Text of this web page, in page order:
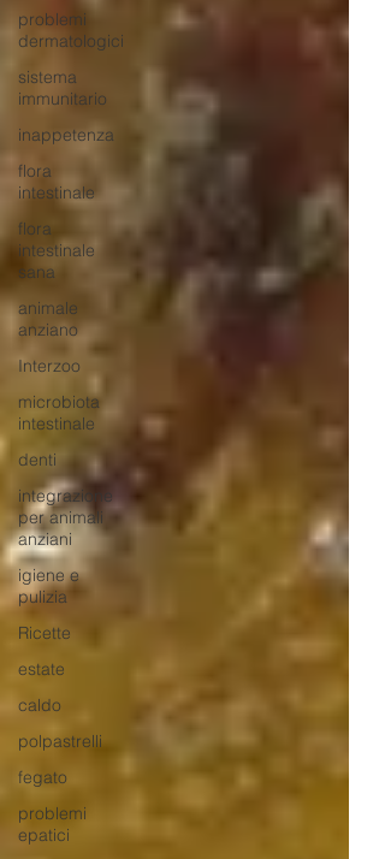
problemi
dermatologici
sistema
immunitario
inappetenza
flora
intestinale
flora
intestinale
sana
animale
anziano
Interzoo
microbiota
intestinale
denti
integrazione
per animali
anziani
igiene e
pulizia
Ricette
estate
caldo
polpastrelli
fegato
problemi
epatici